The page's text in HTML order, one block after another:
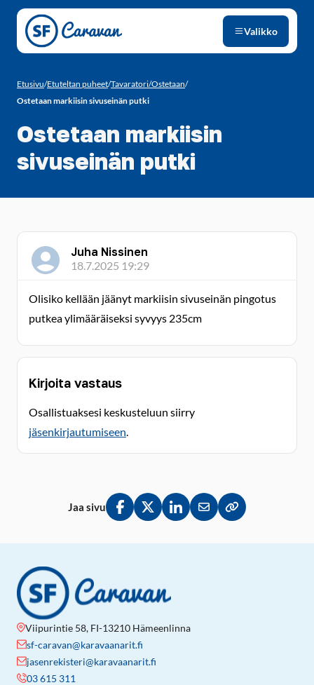
Siirry sivun sisältöön
Valikko
Etusivu/Etuteltan puheet/Tavaratori/Ostetaan/
Ostetaan markiisin sivuseinän putki
Ostetaan markiisin
sivuseinän putki
Juha Nissinen
18.7.2025 19:29
Olisiko kellään jäänyt markiisin sivuseinän pingotus
putkea ylimääräiseksi syvyys 235cm
Kirjoita vastaus
Osallistuaksesi keskusteluun siirry
jäsenkirjautumiseen.
Jaa sivu
Jaa Facebookissa
Jaa Twitterissä
Jaa LinkedInissä
Jaa sähköpostitse
Kopioi linkki
Viipurintie 58, FI-13210 Hämeenlinna
sf-caravan@karavaanarit.fi
jasenrekisteri@karavaanarit.fi
03 615 311